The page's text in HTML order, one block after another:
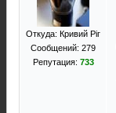
Откуда: Кривий Ріг
Сообщений: 279
Репутация: 733